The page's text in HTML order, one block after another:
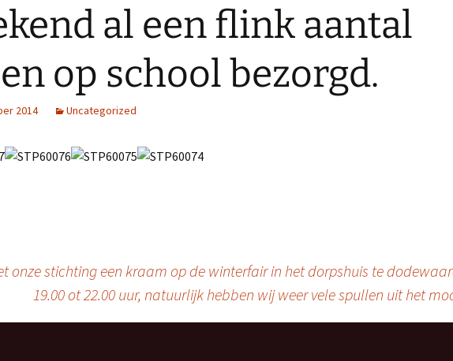
al een flink aantal
op school bezorgd.
2014 Uncategorized
onze stichting een kraam op de winterfair in het dorpshuis te
19.00 ot 22.00 uur, natuurlijk hebben wij weer vele spullen uit het